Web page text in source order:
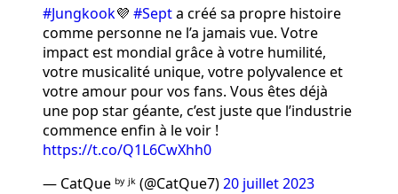
#Jungkook💜 #Septa créé sa propre histoire
comme personne ne l’a jamais vue. Votre
impact est mondial grâce à votre humilité,
votre musicalité unique, votre polyvalence et
votre amour pour vos fans. Vous êtes déjà
une pop star géante, c’est juste que l’industrie
commence enfin à le voir !
https://t.co/Q1L6CwXhh0
— CatQue ᵇʸ ʲᵏ (@CatQue7)20 juillet 2023